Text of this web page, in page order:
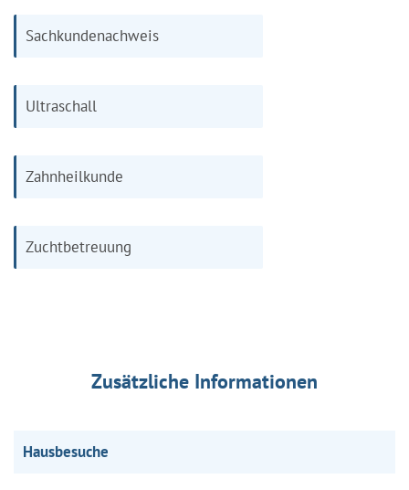
Sachkundenachweis
Ultraschall
Zahnheilkunde
Zuchtbetreuung
Zusätzliche Informationen
Hausbesuche